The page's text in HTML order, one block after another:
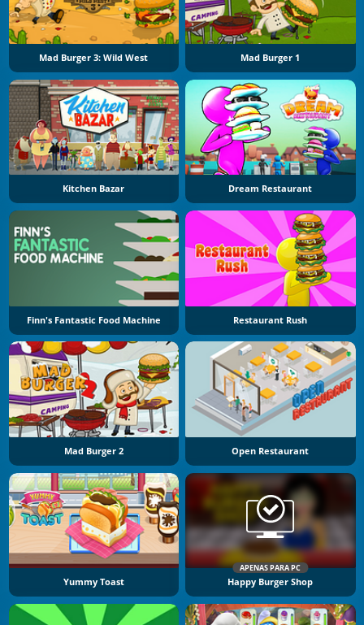
Mad Burger 3: Wild West Mad Burger 1
Kitchen Bazar Dream Restaurant
Finn's Fantastic Food Machine Restaurant Rush
Mad Burger 2 Open Restaurant
Yummy Toast
APENAS PARA PC
Happy Burger Shop